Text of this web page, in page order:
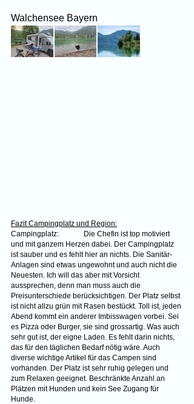
Walchensee Bayern
Fazit Campingplatz und Region:
Campingplatz:	Die Chefin ist top motiviert
und mit ganzem Herzen dabei. Der Campingplatz
ist sauber und es fehlt hier an nichts. Die Sanitär-
Anlagen sind etwas ungewohnt und auch nicht die
Neuesten. Ich will das aber mit Vorsicht
aussprechen, denn man muss auch die
Preisunterschiede berücksichtigen. Der Platz selbst
ist nicht allzu grün mit Rasen bestückt. Toll ist, jeden
Abend kommt ein anderer Imbisswagen vorbei. Sei
es Pizza oder Burger, sie sind grossartig. Was auch
sehr gut ist, der eigne Laden. Es fehlt darin nichts,
das für den täglichen Bedarf nötig wäre. Auch
diverse wichtige Artikel für das Campen sind
vorhanden. Der Platz ist sehr ruhig gelegen und
zum Relaxen geeignet. Beschränkte Anzahl an
Plätzen mit Hunden und kein See Zugang für
Hunde.